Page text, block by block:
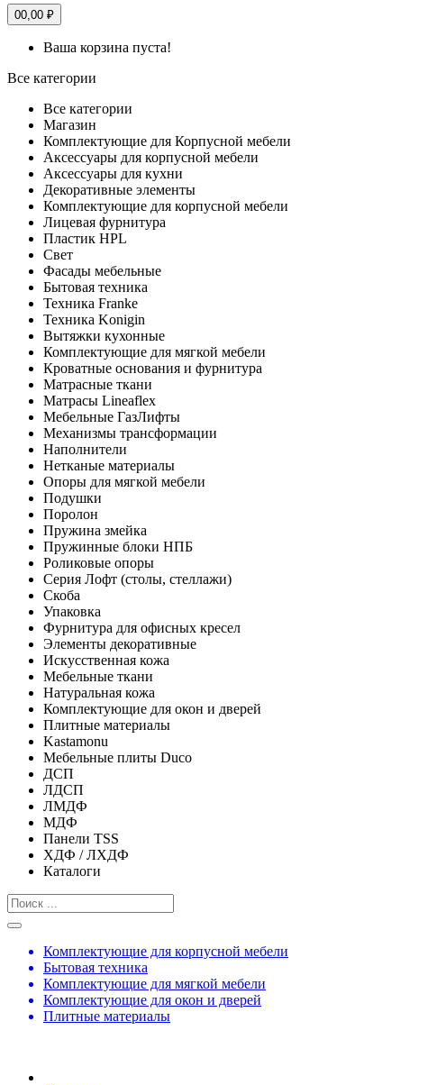
00,00 ₽
Ваша корзина пуста!
Все категории
Все категории
Магазин
Комплектующие для Корпусной мебели
Аксессуары для корпусной мебели
Аксессуары для кухни
Декоративные элементы
Комплектующие для корпусной мебели
Лицевая фурнитура
Пластик HPL
Свет
Фасады мебельные
Бытовая техника
Техника Franke
Техника Konigin
Вытяжки кухонные
Комплектующие для мягкой мебели
Кроватные основания и фурнитура
Матрасные ткани
Матрасы Lineaflex
Мебельные ГазЛифты
Механизмы трансформации
Наполнители
Нетканые материалы
Опоры для мягкой мебели
Подушки
Поролон
Пружина змейка
Пружинные блоки НПБ
Роликовые опоры
Серия Лофт (столы, стеллажи)
Скоба
Упаковка
Фурнитура для офисных кресел
Элементы декоративные
Искусственная кожа
Мебельные ткани
Натуральная кожа
Комплектующие для окон и дверей
Плитные материалы
Kastamonu
Мебельные плиты Duco
ДСП
ЛДСП
ЛМДФ
МДФ
Панели TSS
ХДФ / ЛХДФ
Каталоги
Комплектующие для корпусной мебели
Бытовая техника
Комплектующие для мягкой мебели
Комплектующие для окон и дверей
Плитные материалы